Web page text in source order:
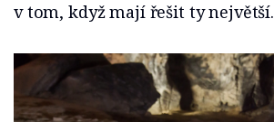
v tom, když mají řešit ty největší.